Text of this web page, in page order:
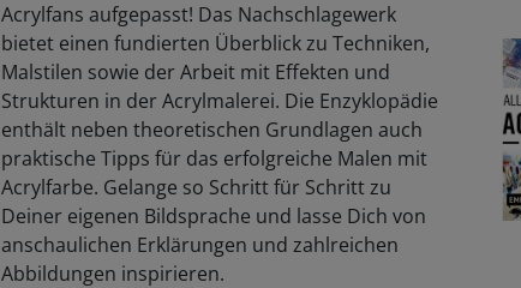
Acrylfans aufgepasst! Das Nachschlagewerk
bietet einen fundierten Überblick zu Techniken,
Malstilen sowie der Arbeit mit Effekten und
Strukturen in der Acrylmalerei. Die Enzyklopädie
enthält neben theoretischen Grundlagen auch
praktische Tipps für das erfolgreiche Malen mit
Acrylfarbe. Gelange so Schritt für Schritt zu
Deiner eigenen Bildsprache und lasse Dich von
anschaulichen Erklärungen und zahlreichen
Abbildungen inspirieren.